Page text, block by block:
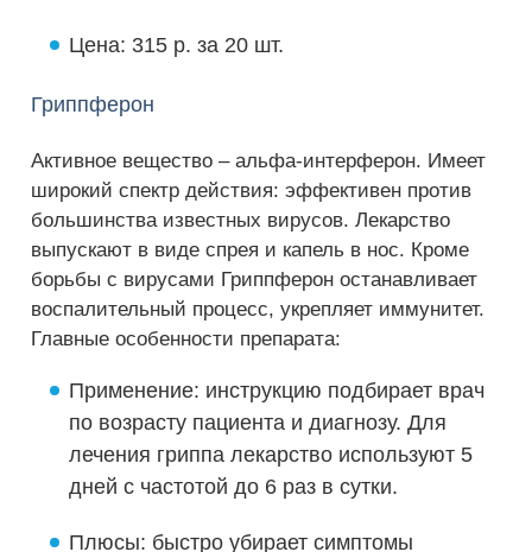
Цена: 315 р. за 20 шт.
Гриппферон
Активное вещество – альфа-интерферон. Имеет
широкий спектр действия: эффективен против
большинства известных вирусов. Лекарство
выпускают в виде спрея и капель в нос. Кроме
борьбы с вирусами Гриппферон останавливает
воспалительный процесс, укрепляет иммунитет.
Главные особенности препарата:
Применение: инструкцию подбирает врач
по возрасту пациента и диагнозу. Для
лечения гриппа лекарство используют 5
дней с частотой до 6 раз в сутки.
Плюсы: быстро убирает симптомы